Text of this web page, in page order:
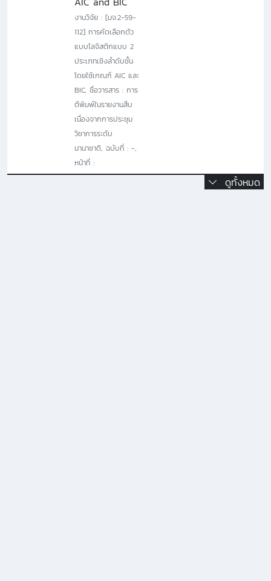
งานวิจัย : [มจ.2-59-
112] การคัดเลือกตัว
แบบโลจิสติกแบบ 2
ประเภทเชิงลำดับชั้น
โดยใช้เกณฑ์ AIC และ
BIC, ชื่อวารสาร : การ
ตีพิมพ์ในรายงานสืบ
เนื่องจากการประชุม
วิชาการระดับ
นานาชาติ, ฉบับที่ : -,
หน้าที่ :
ดูทั้งหมด